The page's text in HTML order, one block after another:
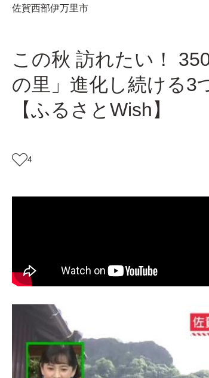
佐賀西部伊万里市
この秋 訪れたい！
の里」進化し続ける3
【ふるさとWish】
4